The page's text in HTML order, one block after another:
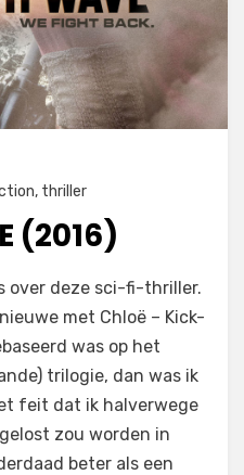
, thriller
(2016)
over deze sci-fi-thriller.
met Chloë – Kick-
was op het
trilogie, dan was ik
feit dat ik halverwege
zou worden in
beter als een